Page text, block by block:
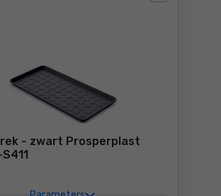
- zwart Prosperplast